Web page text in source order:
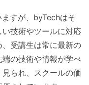
すが、byTechはそ
技術やツールに対応
受講生は常に最新の
の技術や情報が学べ
られ、スクールの価